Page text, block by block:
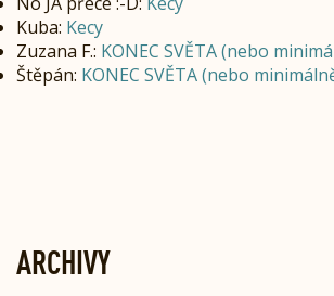
Kuba: Kecy
Zuzana F.: KONEC SVĚTA (nebo
Štěpán: KONEC SVĚTA (nebo
ARCHIVY